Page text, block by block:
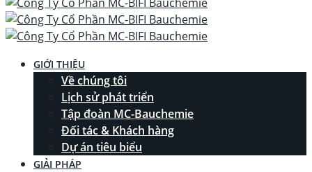
GIỚI THIỆU
Về chúng tôi
Lịch sử phát triển
Tập đoàn MC-Bauchemie
Đối tác & Khách hàng
Dự án tiêu biểu
GIẢI PHÁP